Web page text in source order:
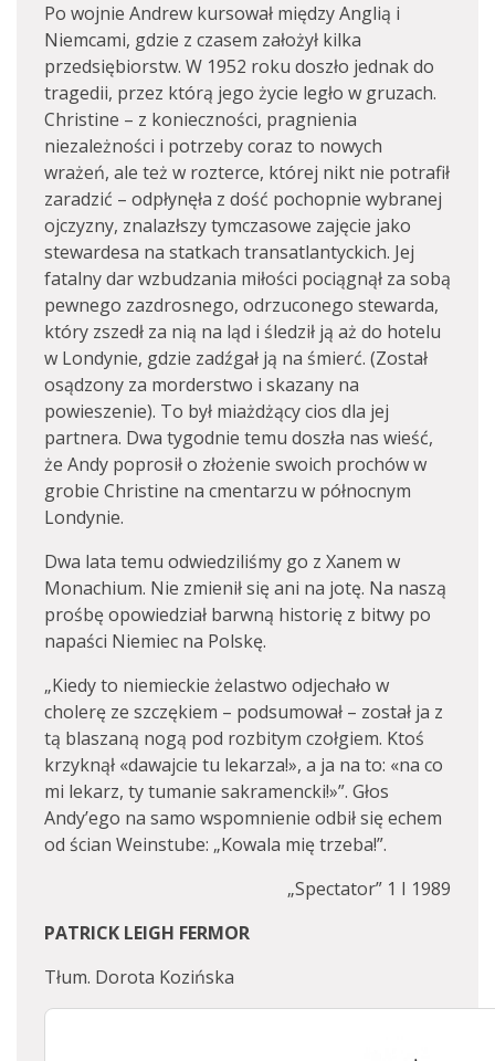
Po wojnie Andrew kursował między Anglią i
Niemcami, gdzie z czasem założył kilka
przedsiębiorstw. W 1952 roku doszło jednak do
tragedii, przez którą jego życie legło w gruzach.
Christine – z konieczności, pragnienia
niezależności i potrzeby coraz to nowych
wrażeń, ale też w rozterce, której nikt nie potrafił
zaradzić – odpłynęła z dość pochopnie wybranej
ojczyzny, znalazłszy tymczasowe zajęcie jako
stewardesa na statkach transatlantyckich. Jej
fatalny dar wzbudzania miłości pociągnął za sobą
pewnego zazdrosnego, odrzuconego stewarda,
który zszedł za nią na ląd i śledził ją aż do hotelu
w Londynie, gdzie zadźgał ją na śmierć. (Został
osądzony za morderstwo i skazany na
powieszenie). To był miażdżący cios dla jej
partnera. Dwa tygodnie temu doszła nas wieść,
że Andy poprosił o złożenie swoich prochów w
grobie Christine na cmentarzu w północnym
Londynie.
Dwa lata temu odwiedziliśmy go z Xanem w
Monachium. Nie zmienił się ani na jotę. Na naszą
prośbę opowiedział barwną historię z bitwy po
napaści Niemiec na Polskę.
„Kiedy to niemieckie żelastwo odjechało w
cholerę ze szczękiem – podsumował – został ja z
tą blaszaną nogą pod rozbitym czołgiem. Ktoś
krzyknął «dawajcie tu lekarza!», a ja na to: «na co
mi lekarz, ty tumanie sakramencki!»”. Głos
Andy’ego na samo wspomnienie odbił się echem
od ścian Weinstube: „Kowala mię trzeba!”.
„Spectator” 1 I 1989
PATRICK LEIGH FERMOR
Tłum. Dorota Kozińska